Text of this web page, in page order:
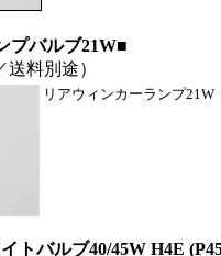
プバルブ21W■
料別途）
リアウィンカーランプ21W
トバルブ40/45W H4E